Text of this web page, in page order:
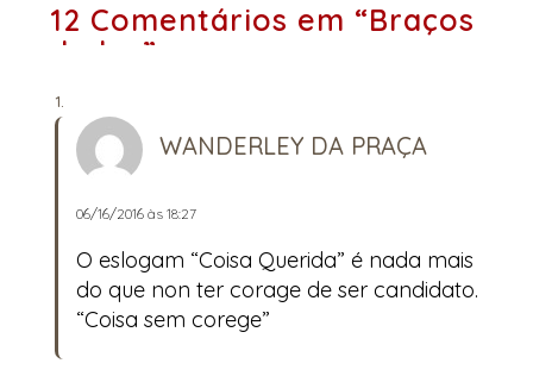
12 Comentários em “Braços
dados”
WANDERLEY DA PRAÇA
06/16/2016 às 18:27
O eslogam “Coisa Querida” é nada mais
do que non ter corage de ser candidato.
“Coisa sem corege”